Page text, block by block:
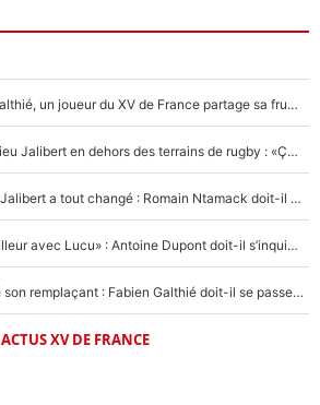
Mis de côté par Fabien Galthié, un joueur du XV de France partage sa frustration : «ils ne me l’ont pas dit tout de suite»
La raison d'être de Matthieu Jalibert en dehors des terrains de rugby : «Ça m'atteint autant que si tu touches à un membre de ma famille»
XV de France - Matthieu Jalibert a tout changé : Romain Ntamack doit-il s’inquiéter pour sa place à un an de la Coupe du monde ?
«Le XV de France est meilleur avec Lucu» : Antoine Dupont doit-il s’inquiéter pour sa place ?
Le XV de France a trouvé son remplaçant : Fabien Galthié doit-il se passer d'Antoine Dupont ?
ACTUS XV DE FRANCE